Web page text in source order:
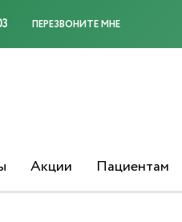
ПЕРЕЗВОНИТЕ МНЕ
Акции Пациентам